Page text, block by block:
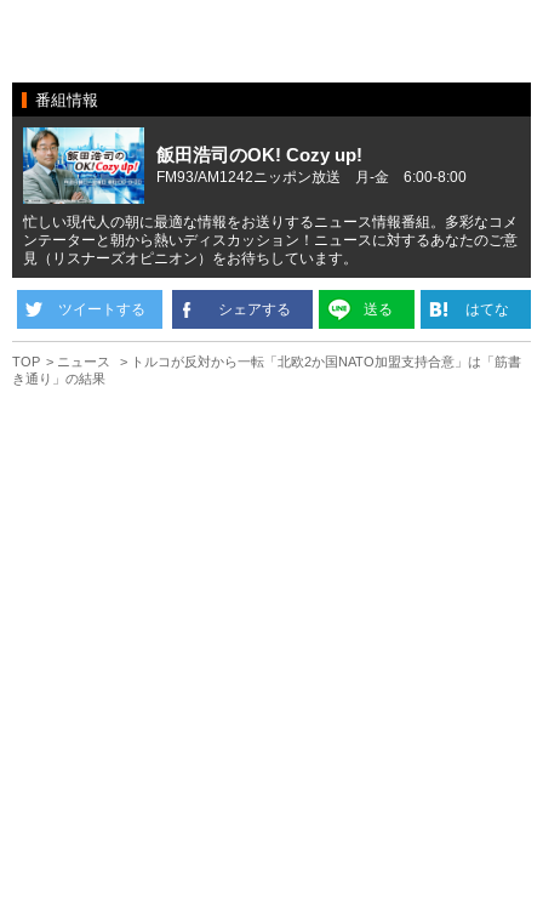
番組情報
飯田浩司のOK! Cozy up!
FM93/AM1242ニッポン放送 月-金 6:00-8:00
忙しい現代人の朝に最適な情報をお送りするニュース情報番組。多彩なコメ
ンテーターと朝から熱いディスカッション！ニュースに対するあなたのご意
見（リスナーズオピニオン）をお待ちしています。
ツイートする シェアする 送る はてな
TOP ニュース
トルコが反対から一転「北欧2か国NATO加盟支持合意」は「筋書
き通り」の結果